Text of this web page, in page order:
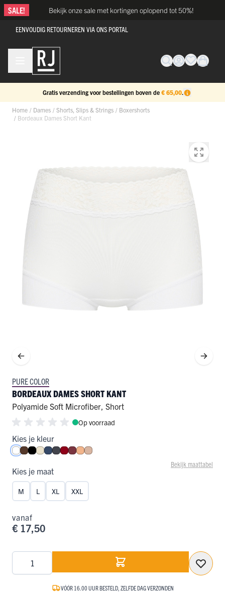
Ga naar de inhoud
SALE! Bekijk onze sale met kortingen oplopend tot 50%!
EENVOUDIG RETOURNEREN VIA ONS PORTAL
Gratis verzending voor bestellingen boven de € 65,00.
Home / Dames / Shorts, Slips & Strings / Boxershorts
/ Bordeaux Dames Short Kant
PURE COLOR
BORDEAUX DAMES SHORT KANT
Polyamide Soft Microfiber, Short
Op voorraad
Kies je kleur
WitEspresso
Zwart
IvoorDonkerblauw
Donkergrijs
Donkerrood
PortPerzikCaffè Latte
Bekijk maattabel
Kies je maat
M L XL XXL
vanaf
€ 17,50
VÓÓR 16.00 UUR BESTELD, ZELFDE DAG VERZONDEN